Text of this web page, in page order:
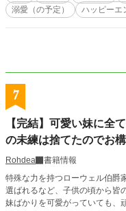
溺愛（の予定）
ハッピーエ
7
【完結】可愛い妹に全
の未練は捨てたのでお
Rohdea
書籍情報
特殊な力を持つローウェル伯爵
選ばれるなど、子供の頃から皆の期待を
妹ばかりを可愛がっていても、